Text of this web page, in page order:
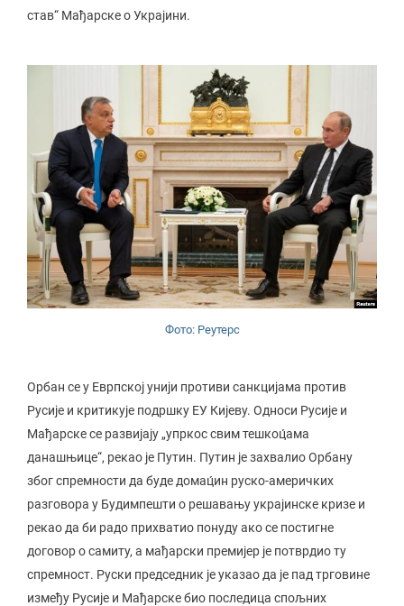
став“ Мађарске о Украјини.
Фото: Реутерс
Орбан се у Еврпској унији противи санкцијама против
Русије и критикује подршку ЕУ Кијеву. Односи Русије и
Мађарске се развијају „упркос свим тешкоц́ама
данашњице“, рекао је Путин. Путин је захвалио Орбану
због спремности да буде домац́ин руско-америчких
разговора у Будимпешти о решавању украјинске кризе и
рекао да би радо прихватио понуду ако се постигне
договор о самиту, а мађарски премијер је потврдио ту
спремност. Руски председник је указао да је пад трговине
између Русије и Мађарске био последица спољних